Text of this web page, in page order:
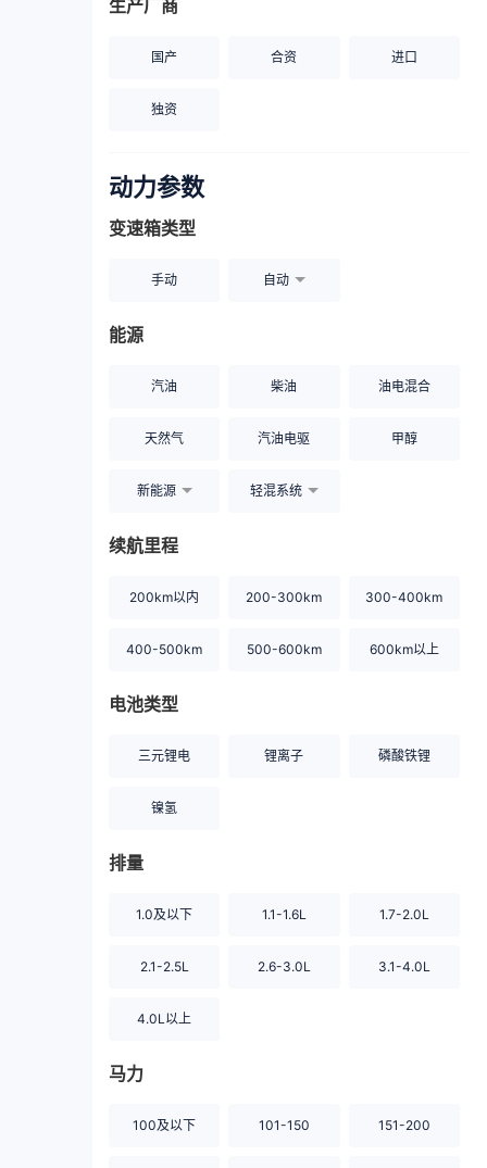
生产厂商
国产 合资 进口
独资
动力参数
变速箱类型
手动 自动
能源
汽油 柴油 油电混合
天然气 汽油电驱 甲醇
新能源 轻混系统
续航里程
200km以内 200-300km 300-400km
400-500km 500-600km 600km以上
电池类型
三元锂电 锂离子 磷酸铁锂
镍氢
排量
1.0及以下 1.1-1.6L 1.7-2.0L
2.1-2.5L 2.6-3.0L 3.1-4.0L
4.0L以上
马力
100及以下 101-150 151-200